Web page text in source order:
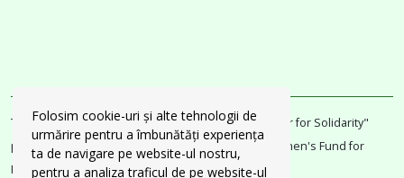
Folosim cookie-uri și alte tehnologii de
urmărire pentru a îmbunătăți experiența
ta de navigare pe website-ul nostru,
pentru a analiza traficul de pe website-ul
This website was renovated thanks to the "Together for Solidarity"
project with the support of UN Women and the Women's Fund for
Peace and Humanitarian Assistance.